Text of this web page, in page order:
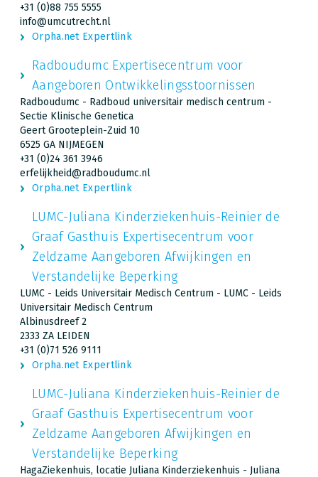
+31 (0)88 755 5555
info@umcutrecht.nl
Orpha.net Expertlink
Radboudumc Expertisecentrum voor
Aangeboren Ontwikkelingsstoornissen
Radboudumc - Radboud universitair medisch centrum -
Sectie Klinische Genetica
Geert Grooteplein-Zuid 10
6525 GA NIJMEGEN
+31 (0)24 361 3946
erfelijkheid@radboudumc.nl
Orpha.net Expertlink
LUMC-Juliana Kinderziekenhuis-Reinier de
Graaf Gasthuis Expertisecentrum voor
Zeldzame Aangeboren Afwijkingen en
Verstandelijke Beperking
LUMC - Leids Universitair Medisch Centrum - LUMC - Leids
Universitair Medisch Centrum
Albinusdreef 2
2333 ZA LEIDEN
+31 (0)71 526 9111
Orpha.net Expertlink
LUMC-Juliana Kinderziekenhuis-Reinier de
Graaf Gasthuis Expertisecentrum voor
Zeldzame Aangeboren Afwijkingen en
Verstandelijke Beperking
HagaZiekenhuis, locatie Juliana Kinderziekenhuis - Juliana